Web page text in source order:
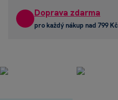
Doprava zdarma
pro každý nákup nad 799 Kč